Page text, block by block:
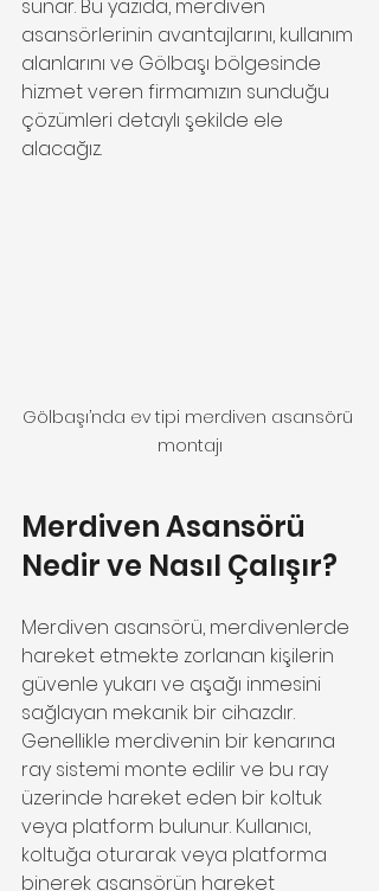
sunar. Bu yazıda, merdiven
asansörlerinin avantajlarını, kullanım
alanlarını ve Gölbaşı bölgesinde
hizmet veren firmamızın sunduğu
çözümleri detaylı şekilde ele
alacağız.
Gölbaşı’nda ev tipi merdiven asansörü
montajı
Merdiven Asansörü
Nedir ve Nasıl Çalışır?
Merdiven asansörü, merdivenlerde
hareket etmekte zorlanan kişilerin
güvenle yukarı ve aşağı inmesini
sağlayan mekanik bir cihazdır.
Genellikle merdivenin bir kenarına
ray sistemi monte edilir ve bu ray
üzerinde hareket eden bir koltuk
veya platform bulunur. Kullanıcı,
koltuğa oturarak veya platforma
binerek asansörün hareket